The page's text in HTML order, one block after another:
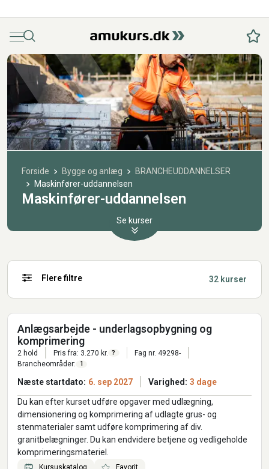
MenuSøg
Forside Bygge og anlæg
BRANCHEUDDANNELSER
Maskinfører-uddannelsen
Maskinfører-uddannelsen
Se kurser
Flere filtre 32 kurser
Anlægsarbejde - underlagsopbygning og
komprimering
2 hold Pris fra: 3.270 kr. ?
Fag nr. 49298-
Brancheområder:
1
Næste startdato: 6. sep 2027 Varighed: 3 dage
Du kan efter kurset udføre opgaver med udlægning,
dimensionering og komprimering af udlagte grus- og
stenmaterialer samt udføre komprimering af div.
granitbelægninger. Du kan endvidere betjene og vedligeholde
komprimeringsmateriel.